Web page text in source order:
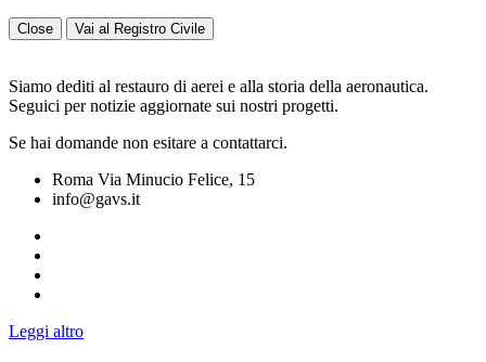
Close Vai al Registro Civile
Siamo dediti al restauro di aerei e alla storia della aeronautica.
Seguici per notizie aggiornate sui nostri progetti.
Se hai domande non esitare a contattarci.
Roma Via Minucio Felice, 15
info@gavs.it
Leggi altro